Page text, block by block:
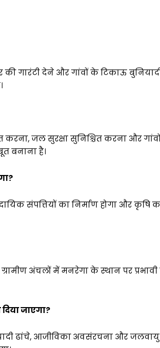
की गारंटी देने और गांवों के टिकाऊ
करना, जल सुरक्षा सुनिश्चित करना और
बनाना है।
संपत्तियों का निर्माण होगा और कृषि
अंचलों में मनरेगा के स्थान पर
जाएगा?
ढांचे, आजीविका अवसंरचना और